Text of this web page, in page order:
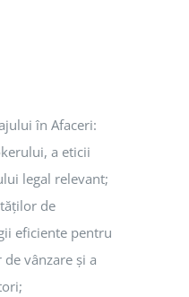
în Afaceri:
a eticii
legal relevant;
de
eficiente pentru
vânzare și a